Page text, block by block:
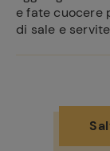
e fate cuocere
di sale e